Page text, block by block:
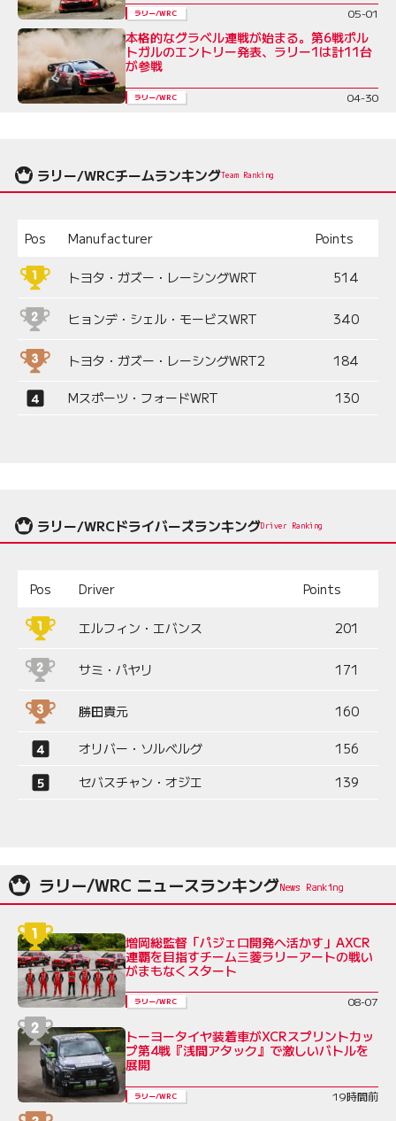
ラリー/WRC 05-01
本格的なグラベル連戦が始まる。第6戦ポル
トガルのエントリー発表、ラリー1は計11台
が参戦
ラリー/WRC 04-30
ラリー/WRCチームランキングTeam Ranking
Pos Manufacturer Points
トヨタ・ガズー・レーシングWRT 514
ヒョンデ・シェル・モービスWRT 340
トヨタ・ガズー・レーシングWRT2 184
Mスポーツ・フォードWRT 130
ラリー/WRCドライバーズランキングDriver Ranking
Pos Driver Points
エルフィン・エバンス 201
サミ・パヤリ 171
勝田貴元 160
オリバー・ソルベルグ
156
セバスチャン・オジエ
139
ラリー/WRC ニュースランキング
増岡総監督「パジェロ開発へ活かす」AXCR
連覇を目指すチーム三菱ラリーアートの戦い
がまもなくスタート
ラリー/WRC 08-07
トーヨータイヤ装着車がXCRスプリントカッ
プ第4戦『浅間アタック』で激しいバトルを
展開
ラリー/WRC 19時間前